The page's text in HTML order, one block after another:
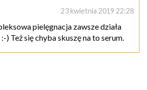
23 kwietnia 2019 22:28
pielęgnacja zawsze działa
) Też się chyba skuszę na to serum.